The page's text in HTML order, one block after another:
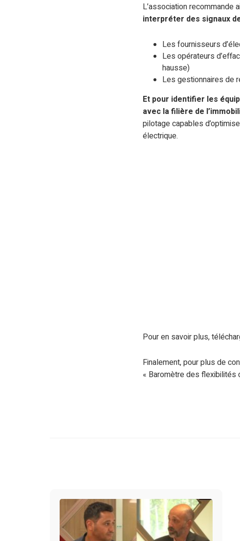
L’association recommande
interpréter des signaux
Les fournisseurs
Les opérateurs
hausse)
Les gestionnaires de
Et pour identifier les
avec la filière de
pilotage capables
électrique.
Pour en savoir plus,
Finalement, pour plus de
« Baromètre des flexibilités